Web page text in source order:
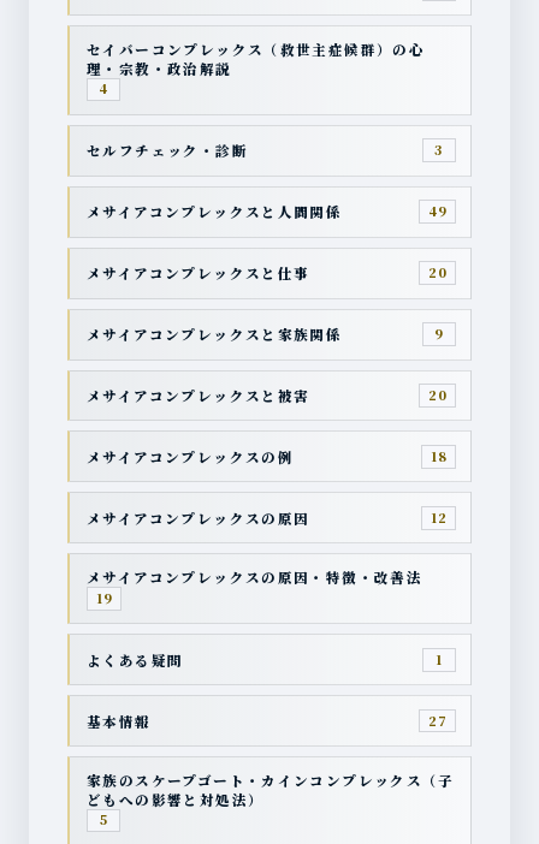
セイバーコンプレックス（救世主症候群）の心
理・宗教・政治解説
4
セルフチェック・診断 3
メサイアコンプレックスと人間関係 49
メサイアコンプレックスと仕事 20
メサイアコンプレックスと家族関係 9
メサイアコンプレックスと被害 20
メサイアコンプレックスの例 18
メサイアコンプレックスの原因 12
メサイアコンプレックスの原因・特徴・改善法
19
よくある疑問 1
基本情報 27
家族のスケープゴート・カインコンプレックス（子
どもへの影響と対処法）
5